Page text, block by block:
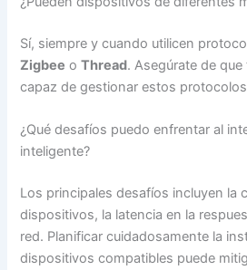
Sí, siempre y cuando utilicen
Zigbee oThread. Asegúrate de
capaz de gestionar estos
¿Qué desafíos puedo enfrentar al
inteligente?
Los principales desafíos incluyen la
dispositivos, la latencia en la
red. Planificar cuidadosamente la
dispositivos compatibles puede